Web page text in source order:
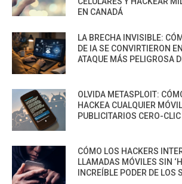
EN CANADÁ
LA BRECHA INVISIBLE:
DE IA SE CONVIRTIERON
ATAQUE MÁS PELIGROSA
OLVIDA METASPLOIT:
HACKEA CUALQUIER
PUBLICITARIOS CERO-CLIC
CÓMO LOS HACKERS
LLAMADAS MÓVILES SIN
INCREÍBLE PODER DE LOS